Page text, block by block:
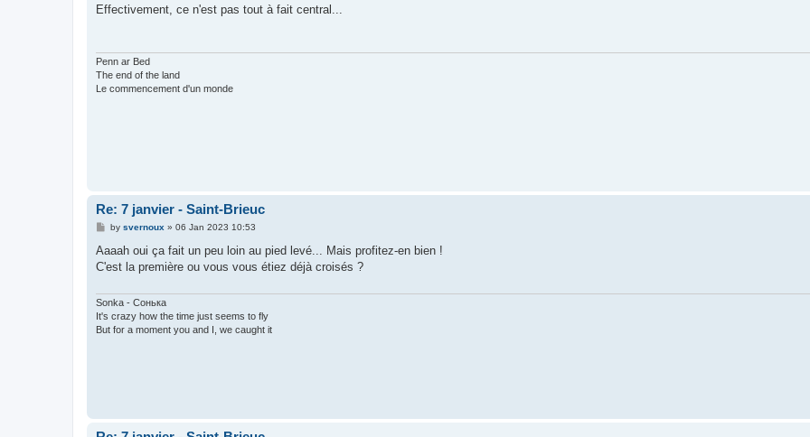
s
Effectivement, ce n'est pas tout à fait central...
Penn ar Bed
The end of the land
Le commencement d'un monde
Re: 7 janvier - Saint-Brieuc
P
s
by svernoux » 06 Jan 2023 10:53
Aaaah oui ça fait un peu loin au pied levé... Mais profitez-en bien !
C'est la première ou vous vous étiez déjà croisés ?
Sonka - Сонька
It's crazy how the time just seems to fly
But for a moment you and I, we caught it